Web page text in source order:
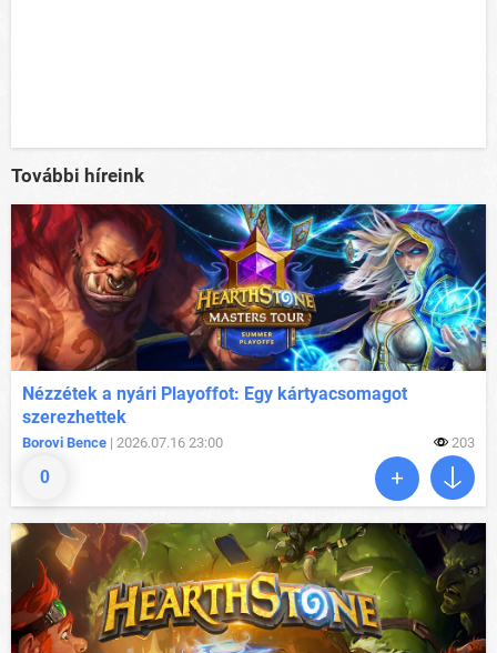
További híreink
0
Nézzétek a nyári Playoffot: Egy kártyacsomagot
szerezhettek
Borovi Bence | 2026.07.16 23:00 203